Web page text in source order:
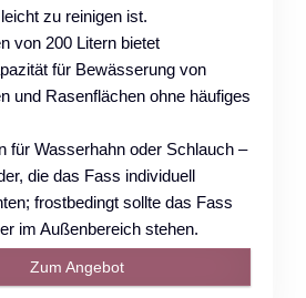
zu reinigen ist.
von 200 Litern bietet
für Bewässerung von
und Rasenflächen ohne häufiges
für Wasserhahn oder Schlauch –
die das Fass individuell
frostbedingt sollte das Fass
im Außenbereich stehen.
Zum Angebot